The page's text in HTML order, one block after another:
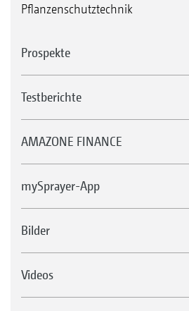
Pflanzenschutztechnik
Prospekte
Testberichte
AMAZONE FINANCE
mySprayer-App
Bilder
Videos